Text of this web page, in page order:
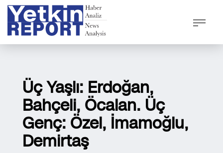
Üç Yaşlı: Erdoğan,
Bahçeli, Öcalan. Üç
Genç: Özel, İmamoğlu,
Demirtaş